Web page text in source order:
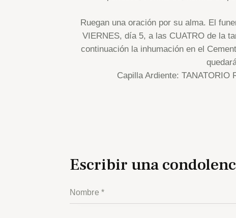
Ruegan una oración por su alma. El
VIERNES, día 5, a las CUATRO de la
continuación la inhumación en el
Capilla Ardiente: TANATORIO
Escribir una